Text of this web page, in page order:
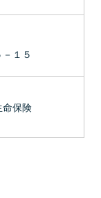
１５
保険